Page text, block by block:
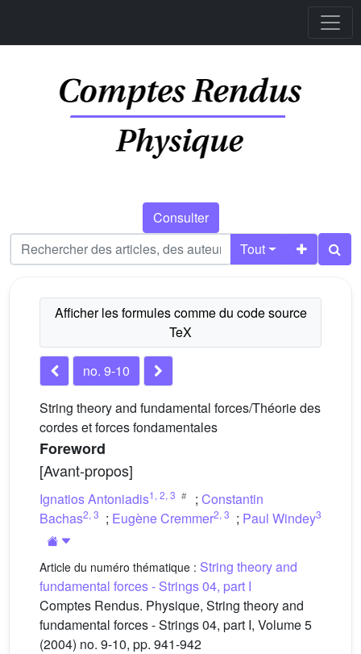
Consulter
Tout
no. 9-10
String theory and fundamental forces/Théorie des
cordes et forces fondamentales
Foreword
[Avant-propos]
Ignatios Antoniadis1 , 2, 3 ; Constantin
Bachas2, 3 ; Eugène Cremmer2, 3 ; Paul Windey3
Article du numéro thématique : String theory and
fundamental forces - Strings 04, part I
Comptes Rendus. Physique, String theory and
fundamental forces - Strings 04, part I, Volume 5
(2004) no. 9-10, pp. 941-942